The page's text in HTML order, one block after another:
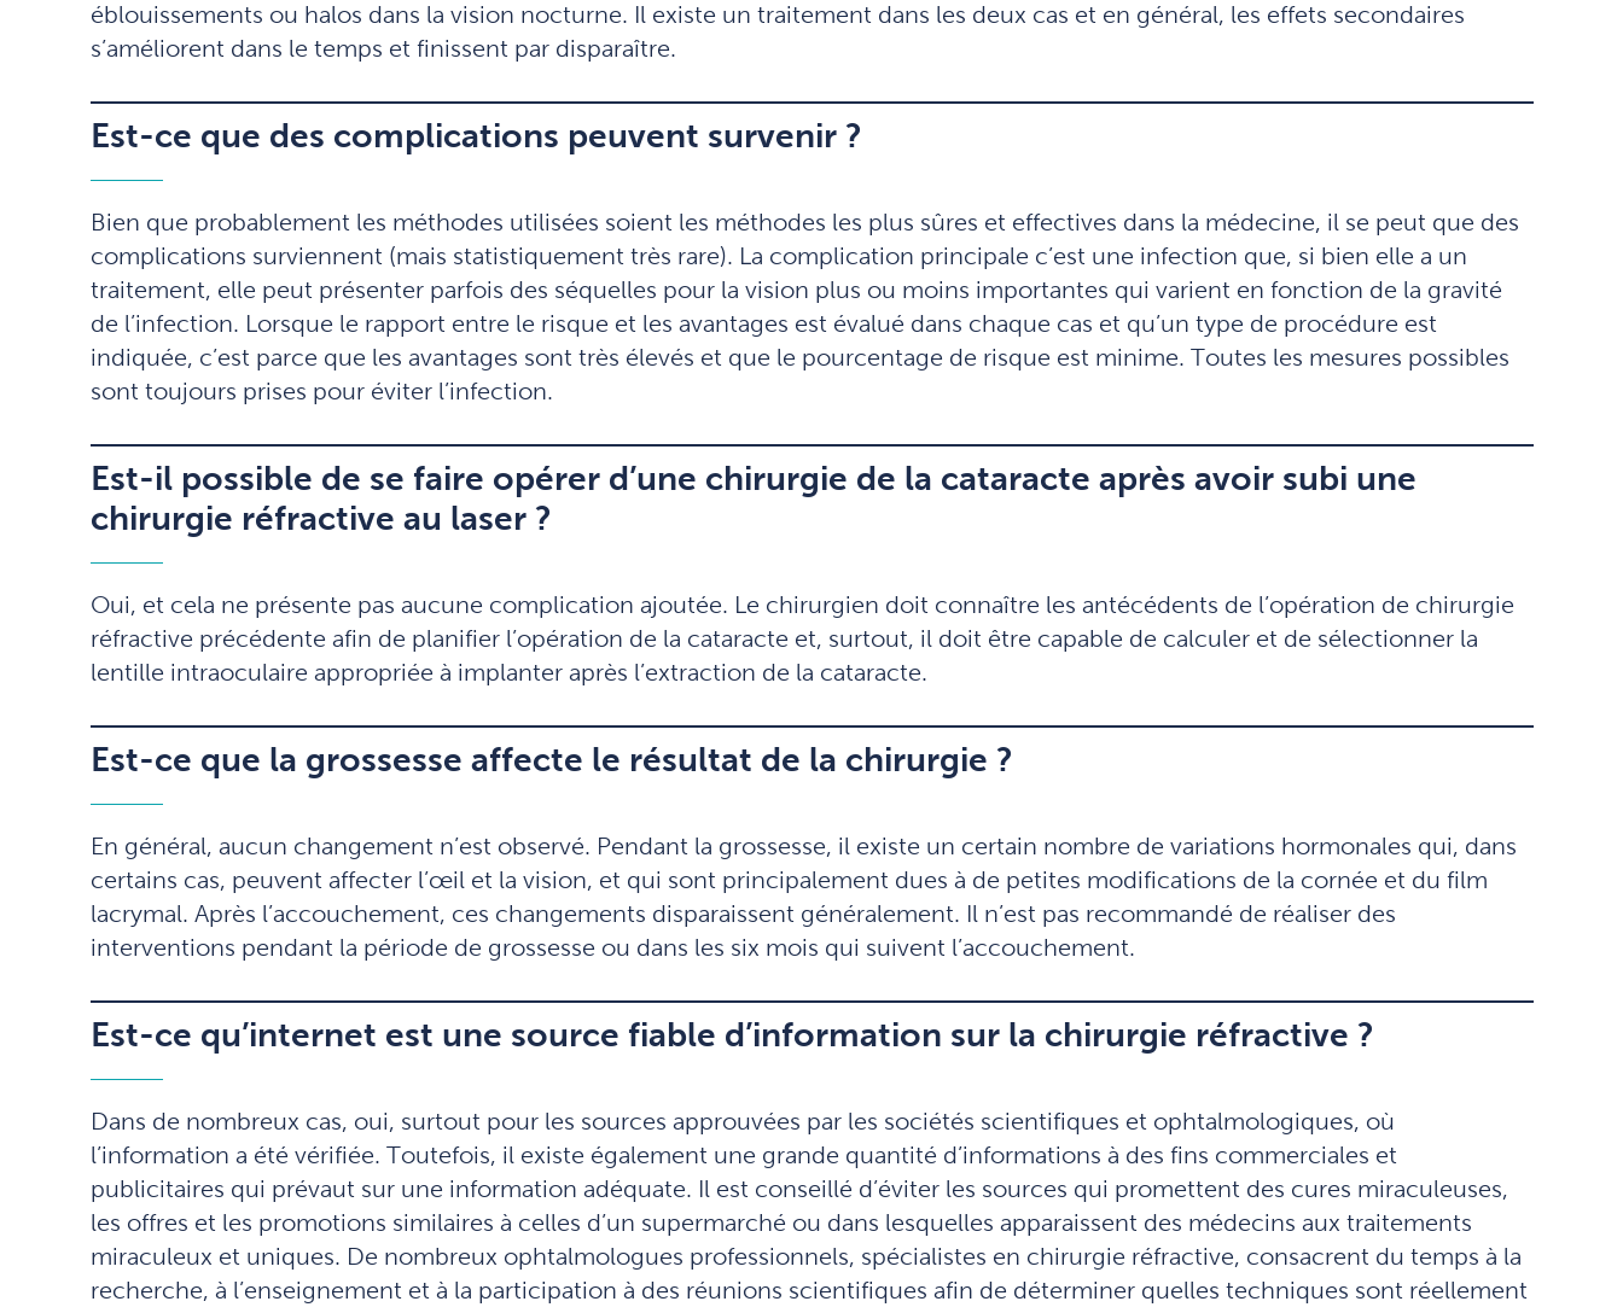
éblouissements ou halos dans la vision nocturne. Il existe un traitement dans les deux cas et en général, les effets secondaires
s’améliorent dans le temps et finissent par disparaître.
Est-ce que des complications peuvent survenir ?
Bien que probablement les méthodes utilisées soient les méthodes les plus sûres et effectives dans la médecine, il se peut que des
complications surviennent (mais statistiquement très rare). La complication principale c’est une infection que, si bien elle a un
traitement, elle peut présenter parfois des séquelles pour la vision plus ou moins importantes qui varient en fonction de la gravité
de l’infection. Lorsque le rapport entre le risque et les avantages est évalué dans chaque cas et qu’un type de procédure est
indiquée, c’est parce que les avantages sont très élevés et que le pourcentage de risque est minime. Toutes les mesures possibles
sont toujours prises pour éviter l’infection.
Est-il possible de se faire opérer d’une chirurgie de la cataracte après avoir subi une
chirurgie réfractive au laser ?
Oui, et cela ne présente pas aucune complication ajoutée. Le chirurgien doit connaître les antécédents de l’opération de chirurgie
réfractive précédente afin de planifier l’opération de la cataracte et, surtout, il doit être capable de calculer et de sélectionner la
lentille intraoculaire appropriée à implanter après l’extraction de la cataracte.
Est-ce que la grossesse affecte ​​le résultat de la chirurgie ?
En général, aucun changement n’est observé. Pendant la grossesse, il existe un certain nombre de variations hormonales qui, dans
certains cas, peuvent affecter l’œil et la vision, et qui sont principalement dues à de petites modifications de la cornée et du film
lacrymal. Après l’accouchement, ces changements disparaissent généralement. Il n’est pas recommandé de réaliser des
interventions pendant la période de grossesse ou dans les six mois qui suivent l’accouchement.
Est-ce qu’internet est une source fiable d’information sur la chirurgie réfractive ?
Dans de nombreux cas, oui, surtout pour les sources approuvées par les sociétés scientifiques et ophtalmologiques, où
l’information a été vérifiée. Toutefois, il existe également une grande quantité d’informations à des fins commerciales et
publicitaires qui prévaut sur une information adéquate. Il est conseillé d’éviter les sources qui promettent des cures miraculeuses,
les offres et les promotions similaires à celles d’un supermarché ou dans lesquelles apparaissent des médecins aux traitements
miraculeux et uniques. De nombreux ophtalmologues professionnels, spécialistes en chirurgie réfractive, consacrent du temps à la
recherche, à l’enseignement et à la participation à des réunions scientifiques afin de déterminer quelles techniques sont réellement